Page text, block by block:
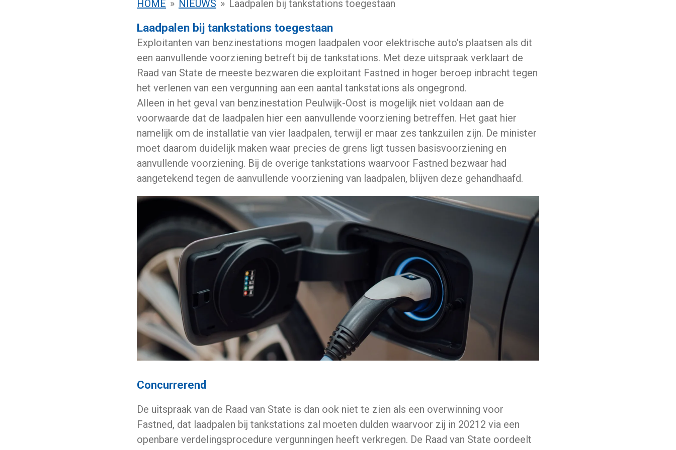
HOME » NIEUWS » Laadpalen bij tankstations toegestaan
Laadpalen bij tankstations toegestaan
Exploitanten van benzinestations mogen laadpalen voor elektrische auto’s plaatsen als dit
een aanvullende voorziening betreft bij de tankstations. Met deze uitspraak verklaart de
Raad van State de meeste bezwaren die exploitant Fastned in hoger beroep inbracht tegen
het verlenen van een vergunning aan een aantal tankstations als ongegrond.
Alleen in het geval van benzinestation Peulwijk-Oost is mogelijk niet voldaan aan de
voorwaarde dat de laadpalen hier een aanvullende voorziening betreffen. Het gaat hier
namelijk om de installatie van vier laadpalen, terwijl er maar zes tankzuilen zijn. De minister
moet daarom duidelijk maken waar precies de grens ligt tussen basisvoorziening en
aanvullende voorziening. Bij de overige tankstations waarvoor Fastned bezwaar had
aangetekend tegen de aanvullende voorziening van laadpalen, blijven deze gehandhaafd.
Concurrerend
De uitspraak van de Raad van State is dan ook niet te zien als een overwinning voor
Fastned, dat laadpalen bij tankstations zal moeten dulden waarvoor zij in 20212 via een
openbare verdelingsprocedure vergunningen heeft verkregen. De Raad van State oordeelt